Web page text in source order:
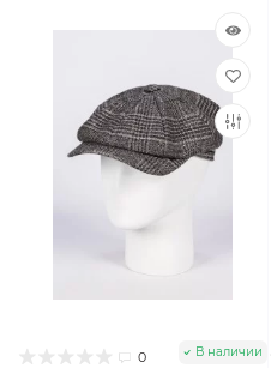
0 В наличии